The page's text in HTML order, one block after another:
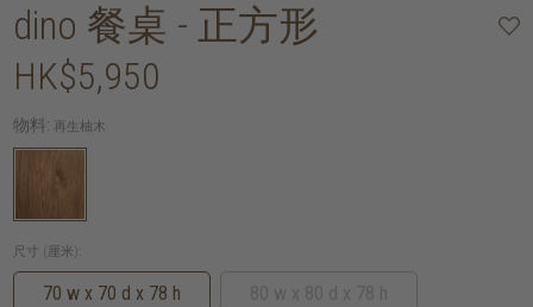
dino 餐桌 - 正方形
HK$5,950
物料: 再生柚木
尺寸 (厘米):
70 w x 70 d x 78 h